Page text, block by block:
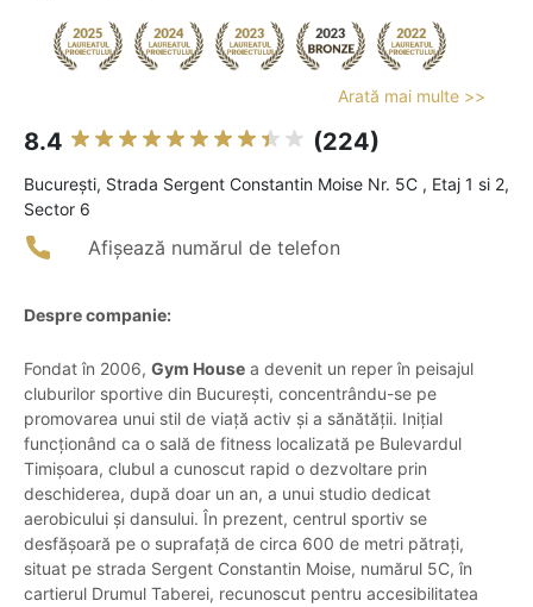
Arată mai multe >>
8.4 (224)
Bucureşti, Strada Sergent Constantin Moise Nr. 5C , Etaj 1 si 2,
Sector 6
Afișează numărul de telefon
Despre companie:
Fondat în 2006, Gym House a devenit un reper în peisajul
cluburilor sportive din București, concentrându-se pe
promovarea unui stil de viață activ și a sănătății. Inițial
funcționând ca o sală de fitness localizată pe Bulevardul
Timișoara, clubul a cunoscut rapid o dezvoltare prin
deschiderea, după doar un an, a unui studio dedicat
aerobicului și dansului. În prezent, centrul sportiv se
desfășoară pe o suprafață de circa 600 de metri pătrați,
situat pe strada Sergent Constantin Moise, numărul 5C, în
cartierul Drumul Taberei, recunoscut pentru accesibilitatea